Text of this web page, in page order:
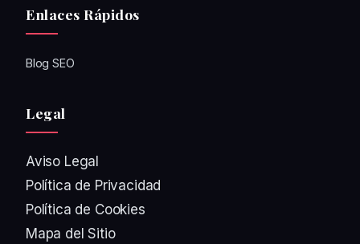
Enlaces Rápidos
Blog SEO
Legal
Aviso Legal
Política de Privacidad
Política de Cookies
Mapa del Sitio